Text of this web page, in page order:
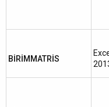
BİRİMMATRİS